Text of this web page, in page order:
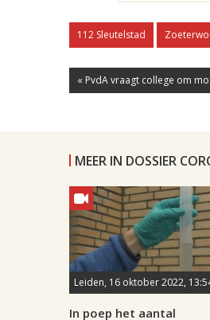
112 Sleutelstad
« PvdA vraagt college om
MEER IN DOSSIER
Leiden, 16 oktober 2022,
In poep het aantal